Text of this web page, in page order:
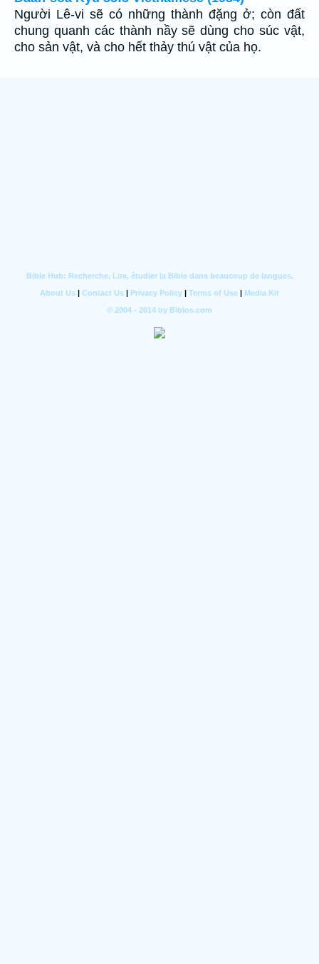
Người Lê-vi sẽ có những thành đặng ở; còn đất
chung quanh các thành nầy sẽ dùng cho súc vật,
cho sản vật, và cho hết thảy thú vật của họ.